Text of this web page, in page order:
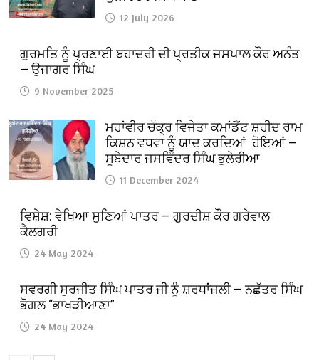
12 July 2026
ਗੁਰਮਤਿ ਨੂੰ ਪ੍ਰਣਾਈ ਬਹਾਦਰੀ ਦੀ ਪ੍ਰਤੀਕ ਜਸਪਾਲ ਕੌਰ ਅਨੰਤ
— ਉਜਾਗਰ ਸਿੰਘ
9 November 2025
ਮਹਾਂਵੀਰ ਚੱਕ੍ਰ ਵਿਜੇਤਾ ਕਮਾਂਡੈਂਟ ਸ਼ਹੀਦ ਰਾਮ
ਕਿਸ਼ਨ ਵਧਵਾ ਨੂੰ ਯਾਦ ਕਰਦਿਆਂ ਹੋਇਆਂ —
ਸੂਬੇਦਾਰ ਜਸਵਿੰਦਰ ਸਿੰਘ ਭੁਲੇਰੀਆ
11 December 2024
ਵਿਸ਼ੇਸ਼: ਵੇਖਿਆ ਸੁਣਿਆਂ ਪਾਤਰ — ਗੁਰਦੀਸ਼ ਕੌਰ ਗਰੇਵਾਲ
ਕੈਲਗਰੀ
24 May 2024
ਸਵਰਗੀ ਸੁਰਜੀਤ ਸਿੰਘ ਪਾਤਰ ਜੀ ਨੂੰ ਸ਼ਰਧਾਂਜਲੀ — ਨਛੱਤਰ ਸਿੰਘ
ਭੋਗਲ “ਭਾਖੜੀਆਣਾ”
24 May 2024